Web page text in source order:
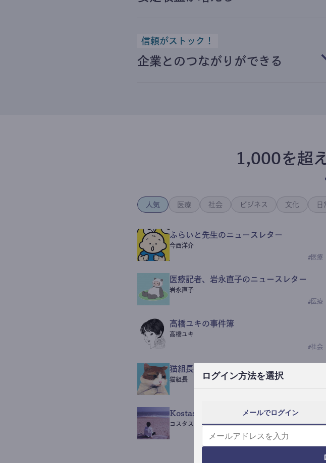
ログイン方法を選択
メールでログイン
信頼がストック！
企業とのつながりができる
1,000を超
人気 医療 社会 ビジネス 文化 日
ふらいと先生のニュースレター
今西洋介
# 医療
医療記者、岩永直子のニュースレター
岩永直子
# 医療
高橋ユキの事件簿
高橋ユキ
#社会
猫組長POST
猫組長
Kostas Beauty News
コスタス